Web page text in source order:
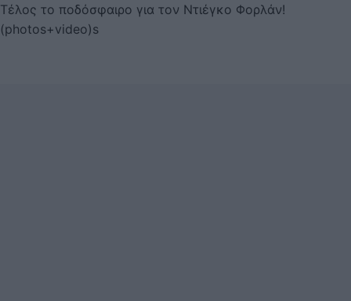
Τέλος το ποδόσφαιρο για τον Ντιέγκο Φορλάν!
(photos+video)s